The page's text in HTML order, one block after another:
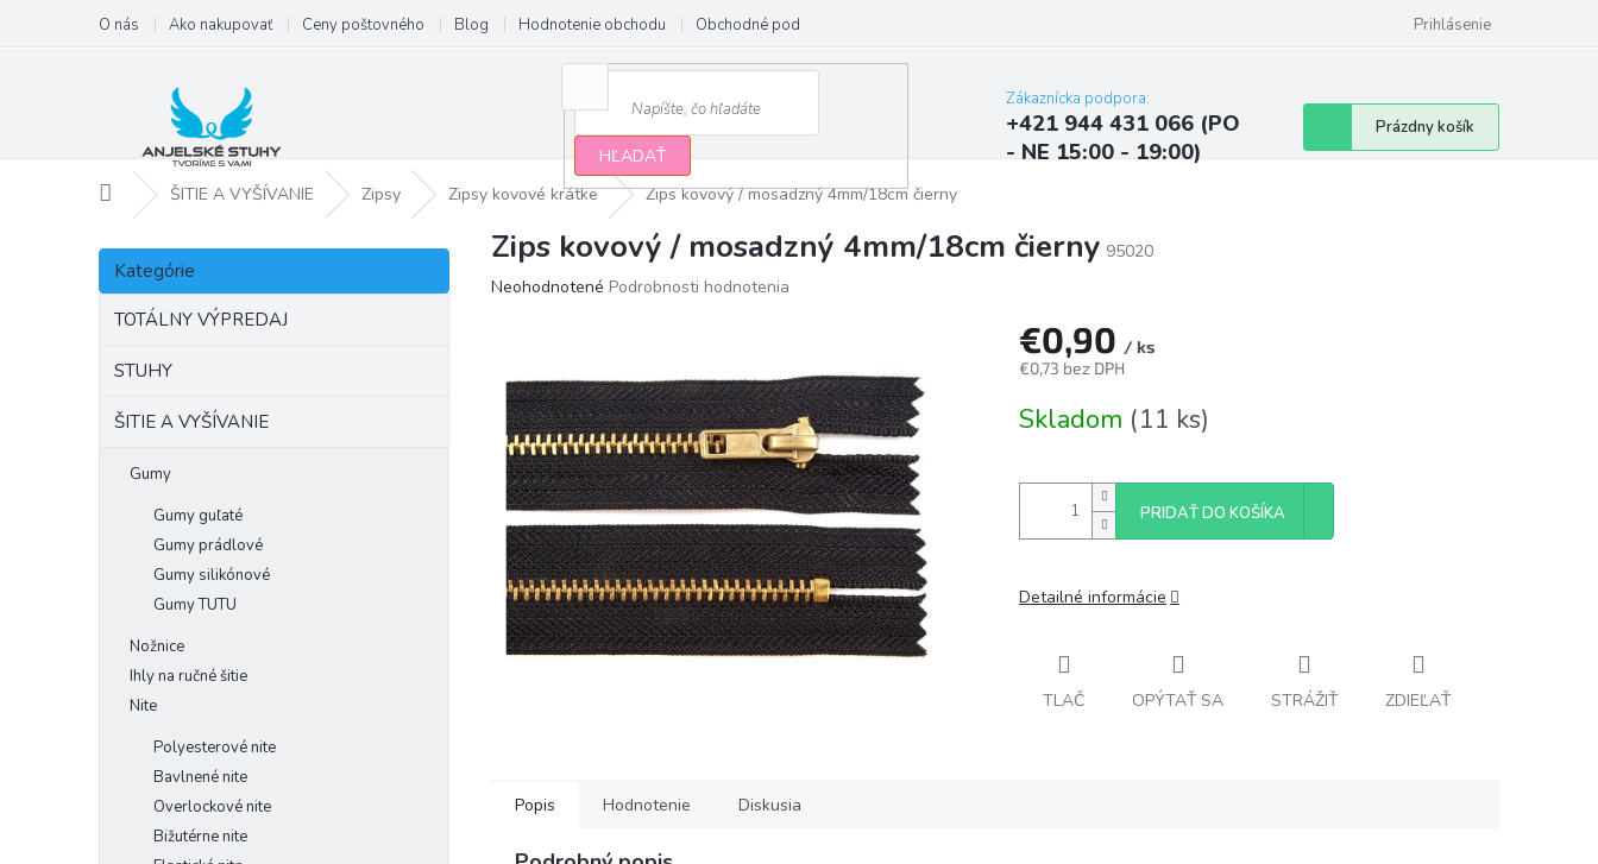
obsah
O nás Ako nakupovať Ceny poštovného Blog Hodnotenie obchodu Obchodné podmienky Najčastejšie otázky a odpovede
Prihlásenie
HĽADAŤ
Zákaznícka podpora:
+421 944 431 066 (PO
- NE 15:00 - 19:00)
Nákupný
košík
Prázdny košík
DomovŠITIE A VYŠÍVANIE Zipsy Zipsy kovové krátke Zips kovový / mosadzný 4mm/18cm čierny
B
č
Preskočiť
kategórie
Kategórie
TOTÁLNY VÝPREDAJ
STUHY
ŠITIE A VYŠÍVANIE
Gumy
Gumy guľaté
Gumy prádlové
Gumy silikónové
Gumy TUTU
Nožnice
Ihly na ručné šitie
Nite
Polyesterové nite
Bavlnené nite
Overlockové nite
Bižutérne nite
Zips kovový / mosadzný 4mm/18cm čierny 95020
Priemerné
0,0
hviezdičiek.
Neohodnotené Podrobnosti hodnotenia
€0,90 / ks
€0,73 bez DPH
cena:
Skladom (11 ks)
PRIDAŤ DO KOŠÍKA
Detailné informácie
TLAČ OPÝTAŤ SA STRÁŽIŤ ZDIEĽAŤ
Popis Hodnotenie Diskusia